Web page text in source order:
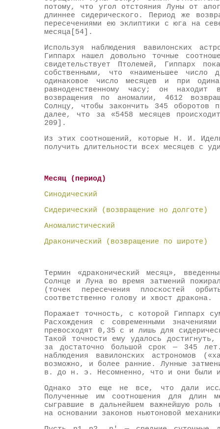
потому, что угол отстояния Луны от
длиннее сидерического. Период же
пересечениями ею эклиптики с юга на
месяца[54].
Используя наблюдения вавилонских
Гиппарх нашел довольно точные
свидетельствует Птолемей, Гиппарх
собственными, что «наименьшее число
одинаковое число месяцев и при
равноденственному часу; он
возвращения по аномалии, 4612
Солнцу, чтобы закончить 345 оборотов
далее, что за «5458 месяцев
209].
Из этих соотношений, которые Н. И.
получить длительности всех месяцев с
Месяц (период)
Синодический
Сидерический (возвращение но
Аномалистический
Драконический (возвращение
Термин «драконический месяц»,
Солнце и Луна во время затмений
(точек пересечения плоскостей
соответственно голову и хвост дракона.
Поражает точность, с которой Гиппарх
Расхождения с современными
превосходят 0,35 с и лишь для
Такой точности ему удалось
за достаточно большой срок — 345
наблюдения вавилонских
возможно, и более ранние. Лунные
в. до н. э. Несомненно, что и они были
Однако это еще не все, что дали
Полученные им соотношения для длин
сыгравшие в дальнейшем важнейшую роль
на основании законов ньютоновой